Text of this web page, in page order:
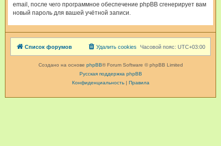
email, после чего программное обеспечение phpBB сгенерирует вам
новый пароль для вашей учётной записи.
Список форумов Часовой пояс: UTC+03:00
Удалить cookies
Создано на основе phpBB® Forum Software © phpBB Limited
Русская поддержка phpBB
Конфиденциальность| Правила